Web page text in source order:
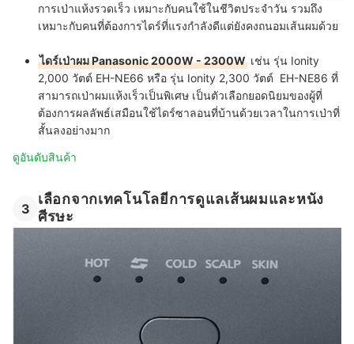
การเป่าแห้งรวดเร็ว เหมาะกับคนใช้ในชีวิตประจำวัน รวมถึง
เหมาะกับคนที่ต้องการไดร์ที่แรงกำลังดีแต่ยังคงถนอมเส้นผมด้วย
ไดร์เป่าผม Panasonic 2000W - 2300W เช่น รุ่น Ionity
2,000 วัตต์ EH-NE66 หรือ รุ่น Ionity 2,300 วัตต์ EH-NE86 ที่
สามารถเป่าผมแห้งเร็วเป็นพิเศษ เป็นตัวเลือกยอดนิยมของผู้ที่
ต้องการผลลัพธ์เสมือนใช้ไดร์ซาลอนที่บ้านด้วยเวลาในการเป่าที่
สั้นลงอย่างมาก
ดูอันดับสินค้า
3
เลือกจากเทคโนโลยีการดูแลเส้นผมและหนัง
ศีรษะ